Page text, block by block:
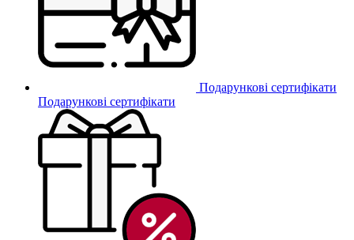
Подарункові сертифікати
Подарункові сертифікати